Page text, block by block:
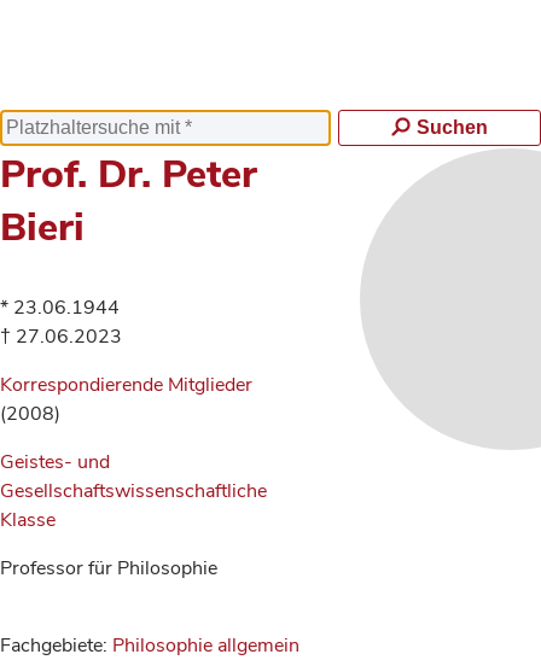
Suchen
Prof. Dr. Peter
Bieri
* 23.06.1944
† 27.06.2023
Korrespondierende Mitglieder
(2008)
Geistes- und
Gesellschaftswissenschaftliche
Klasse
Professor für Philosophie
Fachgebiete: Philosophie allgemein